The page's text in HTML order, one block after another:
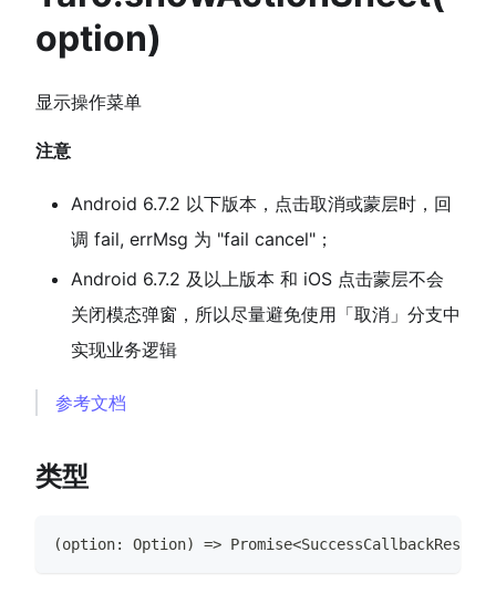
option)
显示操作菜单
注意
Android 6.7.2 以下版本，点击取消或蒙层时，回
调 fail, errMsg 为 "fail cancel"；
Android 6.7.2 及以上版本 和 iOS 点击蒙层不会
关闭模态弹窗，所以尽量避免使用「取消」分支中
实现业务逻辑
参考文档
类型
(option: Option) => Promise<SuccessCallbackResult